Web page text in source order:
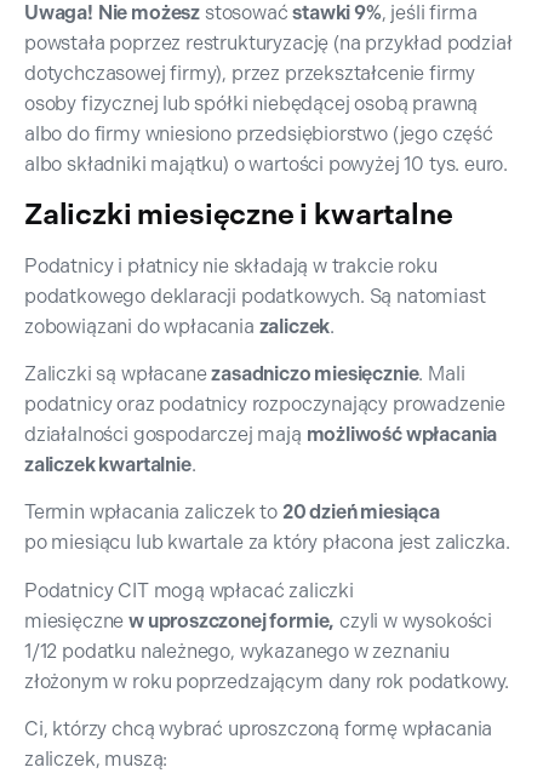
Uwaga! Nie możesz stosowaćstawki 9%, jeśli firma
powstała poprzez restrukturyzację (na przykład podział
dotychczasowej firmy), przez przekształcenie firmy
osoby fizycznej lub spółki niebędącej osobą prawną
albo do firmy wniesiono przedsiębiorstwo (jego część
albo składniki majątku) o wartości powyżej 10 tys. euro.
Zaliczki miesięczne i kwartalne
Podatnicy i płatnicy nie składają w trakcie roku
podatkowego deklaracji podatkowych. Są natomiast
zobowiązani do wpłacania zaliczek.
Zaliczki są wpłacanezasadniczo miesięcznie. Mali
podatnicy oraz podatnicy rozpoczynający prowadzenie
działalności gospodarczej mają możliwość wpłacania
zaliczek kwartalnie.
Termin wpłacania zaliczek to 20 dzień miesiąca
po miesiącu lub kwartale za który płacona jest zaliczka.
Podatnicy CIT mogą wpłacać zaliczki
miesięcznew uproszczonej formie, czyli w wysokości
1/12 podatku należnego, wykazanego w zeznaniu
złożonym w roku poprzedzającym dany rok podatkowy.
Ci, którzy chcą wybrać uproszczoną formę wpłacania
zaliczek, muszą: